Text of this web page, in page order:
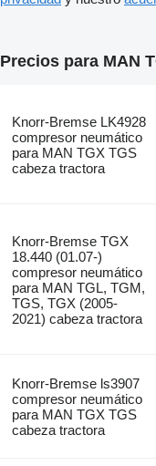
Precios para MAN
Knorr-Bremse LK4928
compresor neumático
para MAN TGX TGS
cabeza tractora
Knorr-Bremse TGX
18.440 (01.07-)
compresor neumático
para MAN TGL, TGM,
TGS, TGX (2005-
2021) cabeza tractora
Knorr-Bremse ls3907
compresor neumático
para MAN TGX TGS
cabeza tractora